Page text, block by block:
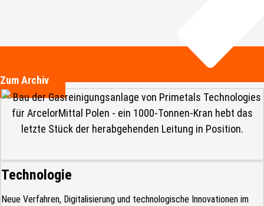
Zum Archiv
Technologie
Neue Verfahren, Digitalisierung und technologische Innovationen im